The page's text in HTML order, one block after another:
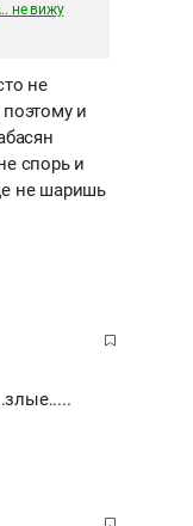
не вижу
не
и
спорь и
не шаришь